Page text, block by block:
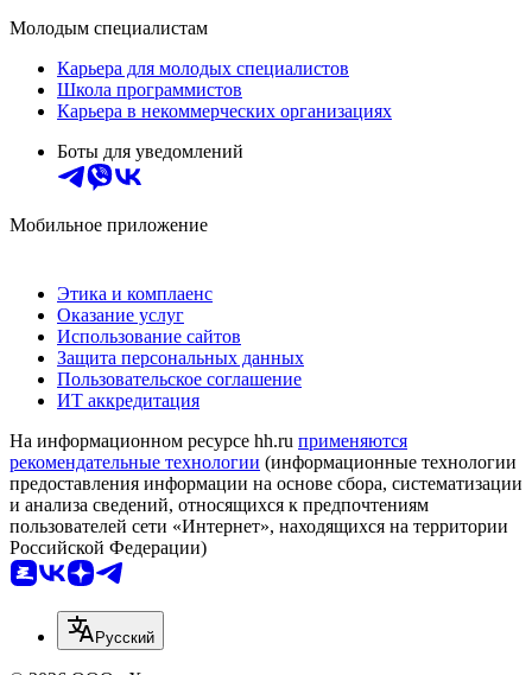
Молодым специалистам
Карьера для молодых специалистов
Школа программистов
Карьера в некоммерческих организациях
Боты для уведомлений
Мобильное приложение
Этика и комплаенс
Оказание услуг
Использование сайтов
Защита персональных данных
Пользовательское соглашение
ИТ аккредитация
На информационном ресурсе hh.ru применяются
рекомендательные технологии (информационные технологии
предоставления информации на основе сбора, систематизации
и анализа сведений, относящихся к предпочтениям
пользователей сети «Интернет», находящихся на территории
Российской Федерации)
Русский